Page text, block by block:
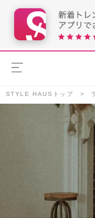
STYLE HAUSトップ